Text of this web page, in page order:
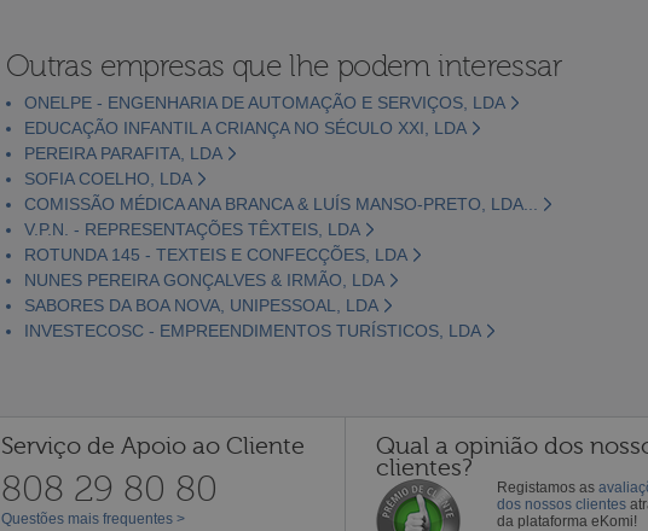
Outras empresas que lhe podem interessar
ONELPE - ENGENHARIA DE AUTOMAÇÃO E SERVIÇOS, LDA
EDUCAÇÃO INFANTIL A CRIANÇA NO SÉCULO XXI, LDA
PEREIRA PARAFITA, LDA
SOFIA COELHO, LDA
COMISSÃO MÉDICA ANA BRANCA & LUÍS MANSO-PRETO, LDA...
V.P.N. - REPRESENTAÇÕES TÊXTEIS, LDA
ROTUNDA 145 - TEXTEIS E CONFECÇÕES, LDA
NUNES PEREIRA GONÇALVES & IRMÃO, LDA
SABORES DA BOA NOVA, UNIPESSOAL, LDA
INVESTECOSC - EMPREENDIMENTOS TURÍSTICOS, LDA
Serviço de Apoio ao Cliente
808 29 80 80
Questões mais frequentes >
Qual a opinião dos
clientes?
Registamos as
dos nossos clientes
da plataforma eKomi!